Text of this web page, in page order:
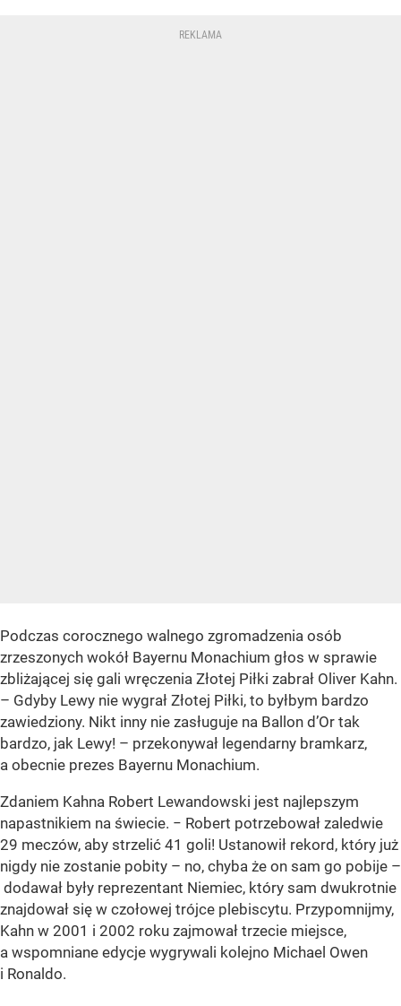
Podczas corocznego walnego zgromadzenia osób
zrzeszonych wokół Bayernu Monachium głos w sprawie
zbliżającej się gali wręczenia Złotej Piłki zabrał Oliver Kahn.
– Gdyby Lewy nie wygrał Złotej Piłki, to byłbym bardzo
zawiedziony. Nikt inny nie zasługuje na Ballon d’Or tak
bardzo, jak Lewy! – przekonywał legendarny bramkarz,
a obecnie prezes Bayernu Monachium.
Zdaniem Kahna Robert Lewandowski jest najlepszym
napastnikiem na świecie. − Robert potrzebował zaledwie
29 meczów, aby strzelić 41 goli! Ustanowił rekord, który już
nigdy nie zostanie pobity – no, chyba że on sam go pobije –
dodawał były reprezentant Niemiec, który sam dwukrotnie
znajdował się w czołowej trójce plebiscytu. Przypomnijmy,
Kahn w 2001 i 2002 roku zajmował trzecie miejsce,
a wspomniane edycje wygrywali kolejno Michael Owen
i Ronaldo.